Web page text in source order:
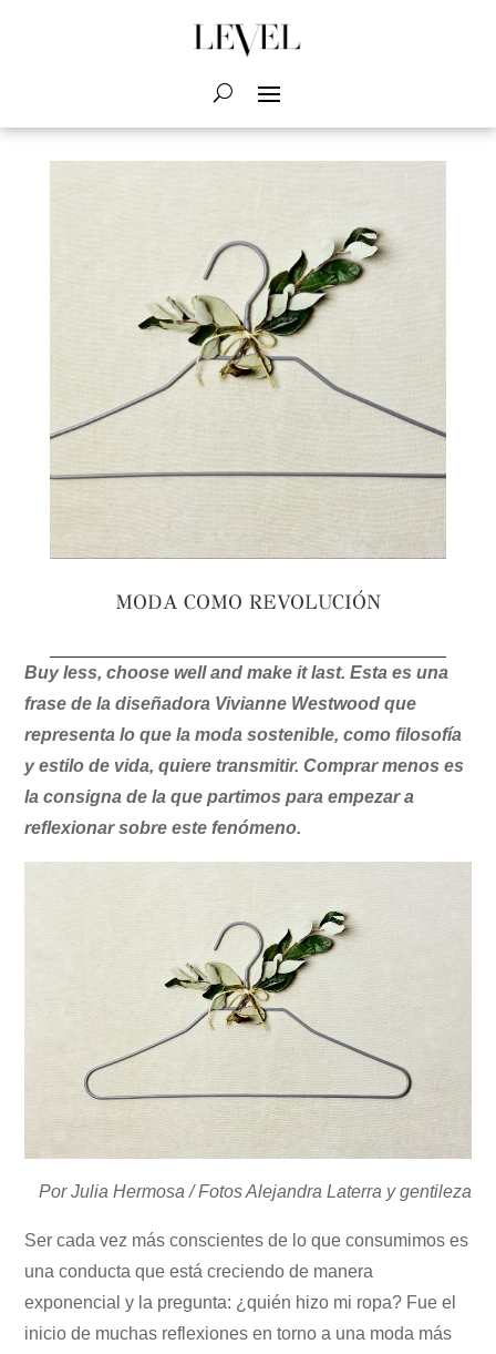
MODA COMO REVOLUCIÓN
Buy less, choose well and make it last. Esta es una
frase de la diseñadora Vivianne Westwood que
representa lo que la moda sostenible, como filosofía
y estilo de vida, quiere transmitir. Comprar menos es
la consigna de la que partimos para empezar a
reflexionar sobre este fenómeno.
Por Julia Hermosa / Fotos Alejandra Laterra y gentileza
Ser cada vez más conscientes de lo que consumimos es
una conducta que está creciendo de manera
exponencial y la pregunta: ¿quién hizo mi ropa? Fue el
inicio de muchas reflexiones en torno a una moda más